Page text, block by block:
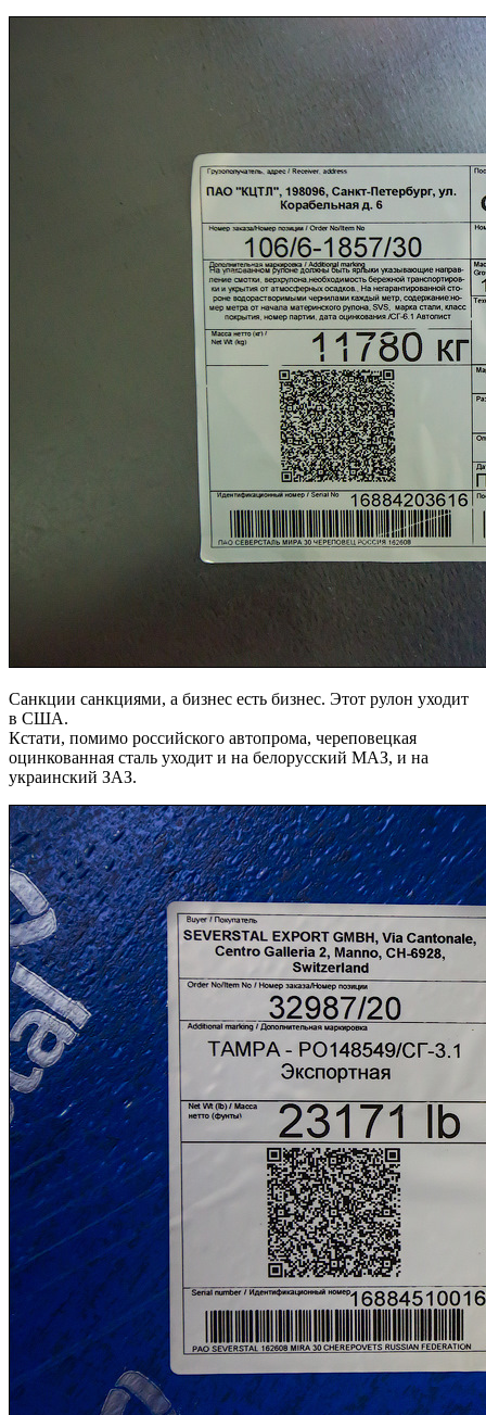
Санкции санкциями, а бизнес есть бизнес. Этот рулон уходит
в США.
Кстати, помимо российского автопрома, череповецкая
оцинкованная сталь уходит и на белорусский МАЗ, и на
украинский ЗАЗ.